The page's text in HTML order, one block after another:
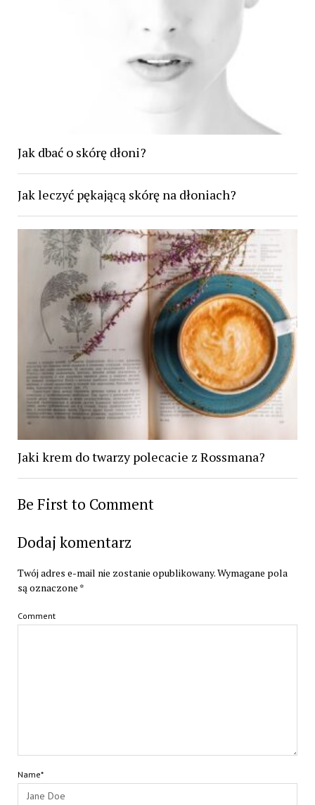
Jak dbać o skórę dłoni?
Jak leczyć pękającą skórę na dłoniach?
Jaki krem do twarzy polecacie z Rossmana?
Be First to Comment
Dodaj komentarz
Twój adres e-mail nie zostanie opublikowany.Wymagane pola
są oznaczone *
Comment
Name*